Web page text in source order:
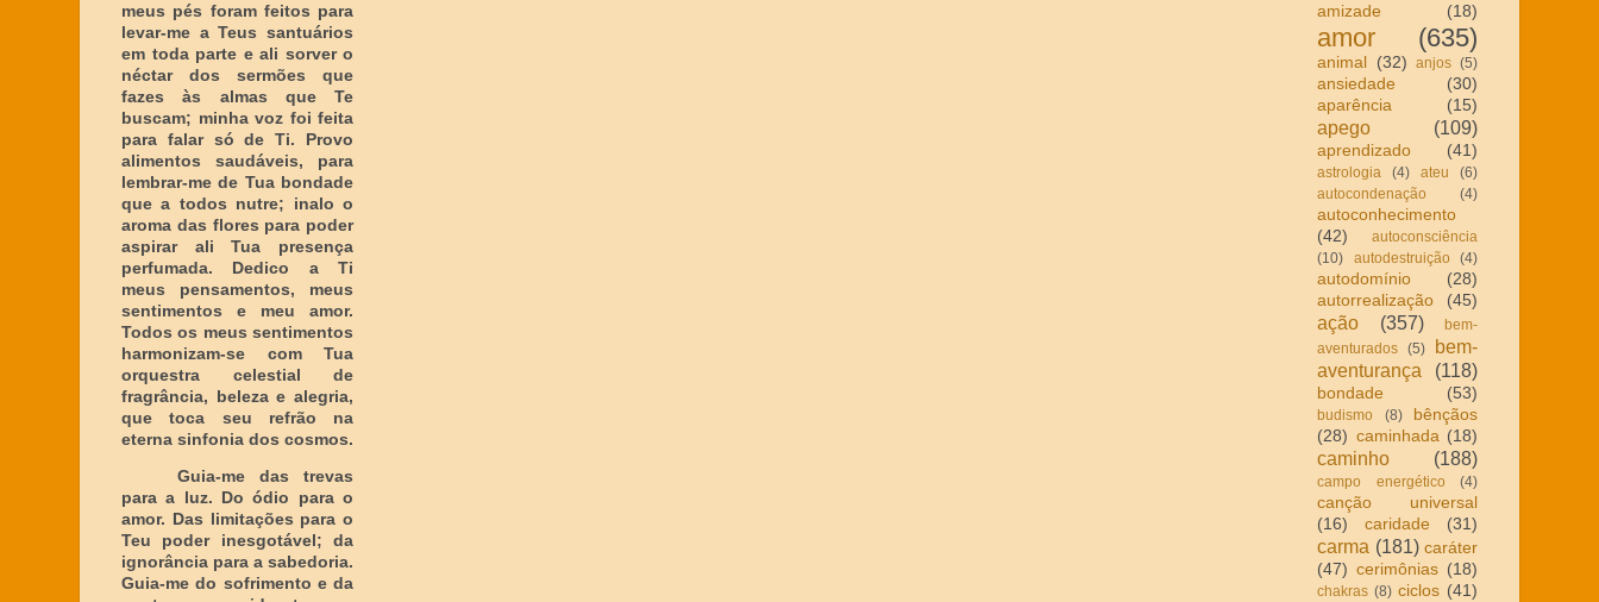
meus pés foram feitos para
levar-me a Teus santuários
em toda parte e ali sorver o
néctar dos sermões que
fazes às almas que Te
buscam; minha voz foi feita
para falar só de Ti. Provo
alimentos saudáveis, para
lembrar-me de Tua bondade
que a todos nutre; inalo o
aroma das flores para poder
aspirar ali Tua presença
perfumada. Dedico a Ti
meus pensamentos, meus
sentimentos e meu amor.
Todos os meus sentimentos
harmonizam-se com Tua
orquestra celestial de
fragrância, beleza e alegria,
que toca seu refrão na
eterna sinfonia dos cosmos.
Guia-me das trevas
para a luz. Do ódio para o
amor. Das limitações para o
Teu poder inesgotável; da
ignorância para a sabedoria.
Guia-me do sofrimento e da
amizade
(18)
amor (635)
animal (32) anjos (5)
ansiedade
(30)
aparência
(15)
apego (109)
aprendizado (41)
astrologia (4) ateu
(6)
autocondenação
(4)
autoconhecimento
(42)
autoconsciência
(10)
autodestruição (4)
autodomínio
(28)
autorrealização
(45)
ação (357)
bem-
aventurados (5)
bem-
aventurança
(118)
bondade (53)
budismo (8)
bênçãos
(28) caminhada (18)
caminho (188)
campo energético (4)
canção universal
(16)
caridade (31)
carma (181) caráter
(47) cerimônias (18)
chakras (8) ciclos (41)